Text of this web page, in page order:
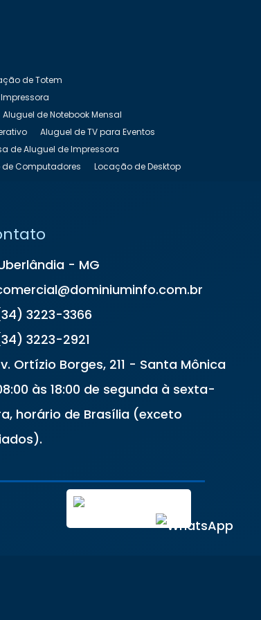
de Totem
Aluguel de Notebook Mensal
Aluguel de TV para Eventos
de Aluguel de Impressora
Computadores
Locação de Desktop
- MG
3223-3366
3223-2921
Ortízio Borges, 211 - Santa Mônica
às 18:00 de segunda à sexta-
horário de Brasília (exceto